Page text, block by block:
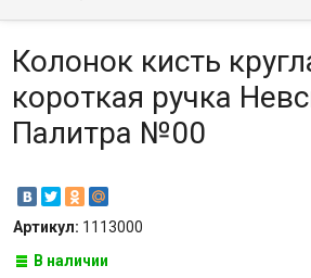
Колонок кисть
короткая ручка
Палитра №00
Артикул: 1113000
В наличии